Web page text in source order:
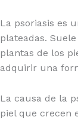
La psoriasis es
plateadas.
plantas de los
adquirir una
La causa de la
piel que crecen